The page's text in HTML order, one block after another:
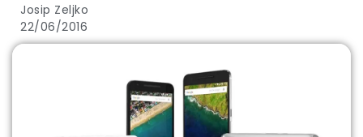
Josip Zeljko
22/06/2016